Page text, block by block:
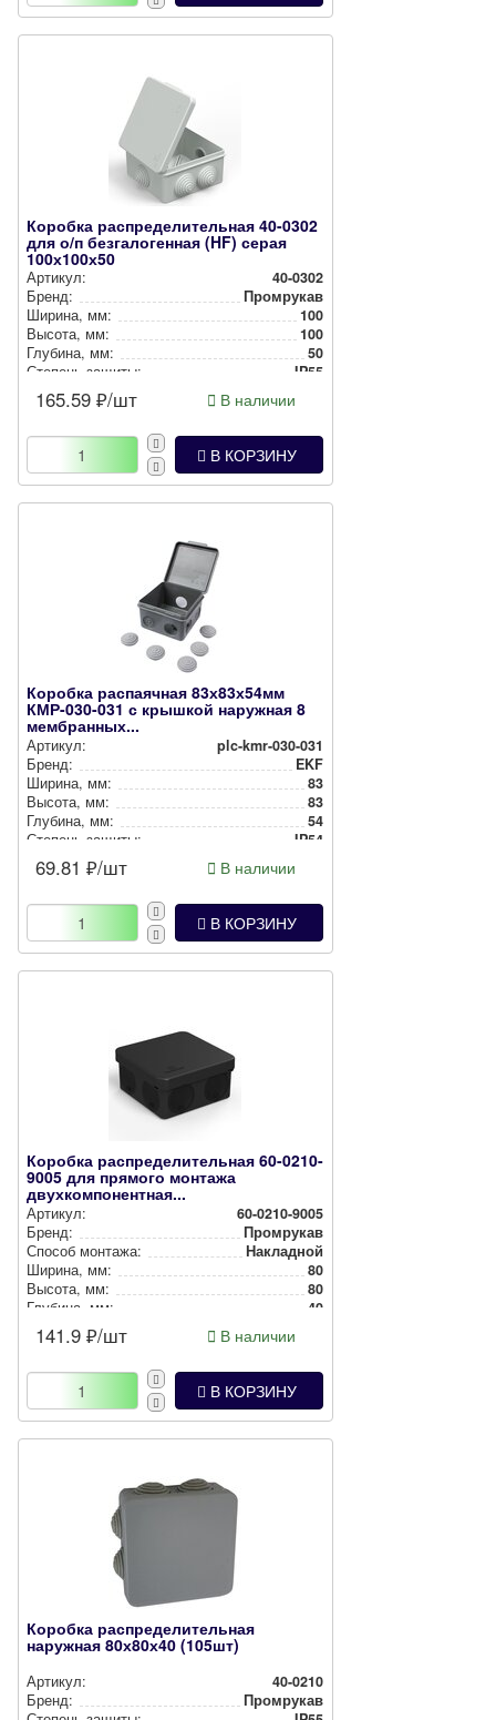
Коробка распределительная 40-0302
для о/п безгалогенная (HF) серая
100х100х50
Артикул:
40-0302
Бренд:
Промрукав
Ширина, мм:
100
Высота, мм:
100
Глубина, мм:
50
Степень защиты:
IP55
Цвет:
Способ монтажа:
Накладной
165.59 ₽/шт В наличии
В КОРЗИНУ
Коробка распаячная 83х83х54мм
КМР-030-031 с крышкой наружная 8
мембранных...
Артикул:
plc-kmr-030-031
Бренд:
EKF
Ширина, мм:
83
Высота, мм:
83
Глубина, мм:
54
Степень защиты:
IP54
Цвет:
Способ монтажа:
Накладной
69.81 ₽/шт В наличии
В КОРЗИНУ
Коробка распределительная 60-0210-
9005 для прямого монтажа
двухкомпонентная...
Артикул:
60-0210-9005
Бренд:
Промрукав
Способ монтажа:
Накладной
Ширина, мм:
80
Высота, мм:
80
Глубина, мм:
40
Степень защиты:
Цвет:
Черный
141.9 ₽/шт В наличии
В КОРЗИНУ
Коробка распределительная
наружная 80х80х40 (105шт)
Артикул:
40-0210
Бренд:
Промрукав